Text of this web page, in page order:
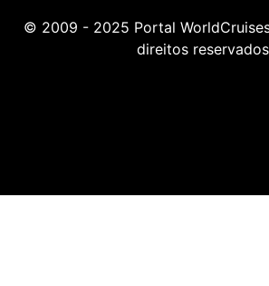
© 2009 - 2025 Portal
direitos reservados